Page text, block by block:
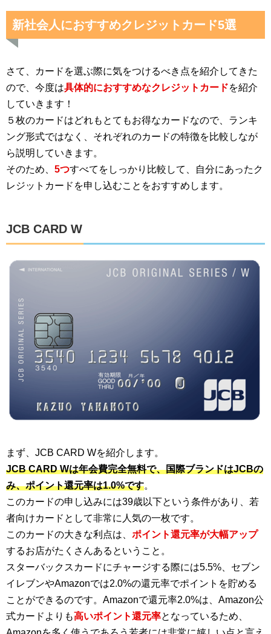
新社会人におすすめクレジットカード5選
さて、カードを選ぶ際に気をつけるべき点を紹介してきた
ので、今度は具体的におすすめなクレジットカードを紹介
していきます！
５枚のカードはどれもとてもお得なカードなので、ランキ
ング形式ではなく、それぞれのカードの特徴を比較しなが
ら説明していきます。
そのため、 5つすべてをしっかり比較して、自分にあったク
レジットカードを申し込むことをおすすめします。
JCB CARD W
まず、JCB CARD Wを紹介します。
JCB CARD Wは年会費完全無料で、国際ブランドはJCBの
み、ポイント還元率は1.0%です。
このカードの申し込みには39歳以下という条件があり、若
者向けカードとして非常に人気の一枚です。
このカードの大きな利点は、 ポイント還元率が大幅アップ
するお店がたくさんあるということ。
スターバックスカードにチャージする際には5.5%、セブン
イレブンやAmazonでは2.0%の還元率でポイントを貯める
ことができるのです。Amazonで還元率2.0%は、Amazon公
式カードよりも高いポイント還元率となっているため、